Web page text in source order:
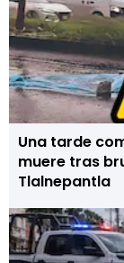
Una tarde
muere tras
Tlalnepantla